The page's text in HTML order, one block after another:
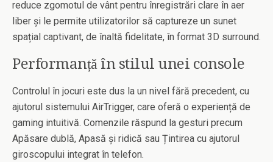
reduce zgomotul de vânt pentru înregistrări clare în aer
liber și le permite utilizatorilor să captureze un sunet
spațial captivant, de înaltă fidelitate, în format 3D surround.
Performanță în stilul unei console
Controlul în jocuri este dus la un nivel fără precedent, cu
ajutorul sistemului AirTrigger, care oferă o experiență de
gaming intuitivă. Comenzile răspund la gesturi precum
Apăsare dublă, Apasă și ridică sau Țintirea cu ajutorul
giroscopului integrat în telefon.